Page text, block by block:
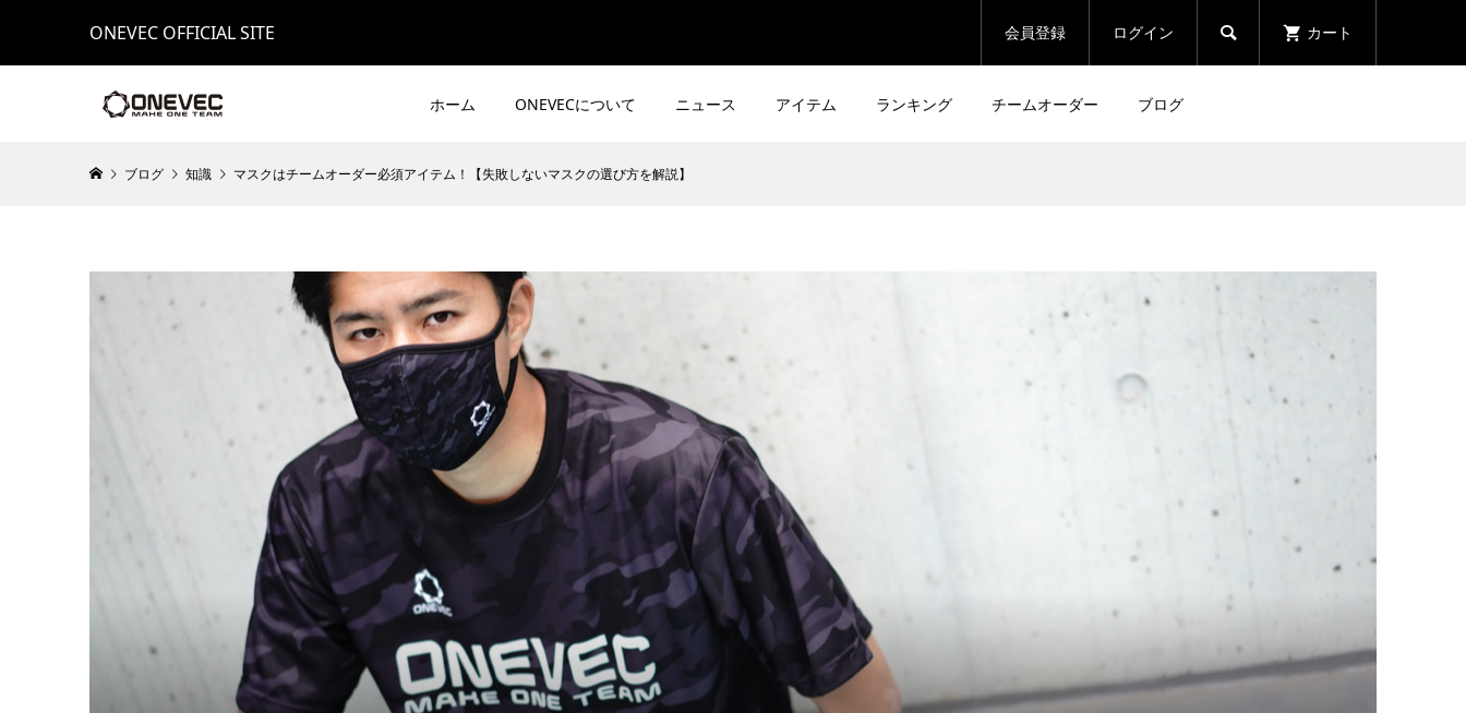
ONEVEC OFFICIAL SITE 会員登録 ログイン  カート
ホーム ONEVECについて ニュース アイテム ランキング チームオーダー ブログ
ブログ 知識 マスクはチームオーダー必須アイテム！【失敗しないマスクの選び方を解説】